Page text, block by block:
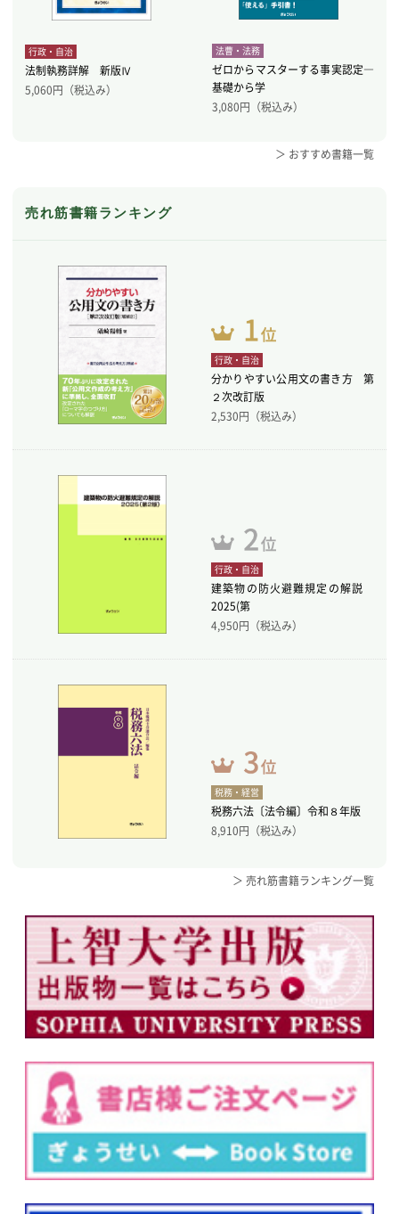
行政・自治
法制執務詳解 新版Ⅳ
5,060円（税込み）
法曹・法務
ゼロからマスターする事実認定―
基礎から学
3,080円（税込み）
＞ おすすめ書籍一覧
売れ筋書籍ランキング
行政・自治
分かりやすい公用文の書き方 第
２次改訂版
2,530円（税込み）
行政・自治
建築物の防火避難規定の解説
2025(第
4,950円（税込み）
税務・経営
税務六法〔法令編〕令和８年版
8,910円（税込み）
＞ 売れ筋書籍ランキング一覧